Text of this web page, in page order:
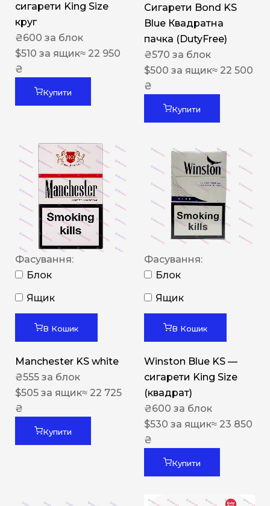
сигарети King Size
круг
₴600 за блок
$510 за ящик≈ 22 950
₴
Купити
Сигарети Bond KS
Blue Квадратна
пачка (DutyFree)
₴570 за блок
$500 за ящик≈ 22 500
₴
Купити
Фасування:
Блок
Ящик
В Кошик
Manchester KS white
₴555 за блок
$505 за ящик≈ 22 725
₴
Купити
Фасування:
Блок
Ящик
В Кошик
Winston Blue KS —
сигарети King Size
(квадрат)
₴600 за блок
$530 за ящик≈ 23 850
₴
Купити